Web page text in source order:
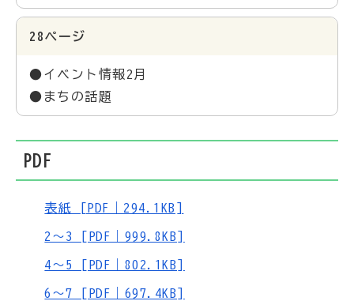
28ページ
●イベント情報2月
●まちの話題
PDF
表紙 [PDF｜294.1KB]
2～3 [PDF｜999.8KB]
4～5 [PDF｜802.1KB]
6～7 [PDF｜697.4KB]